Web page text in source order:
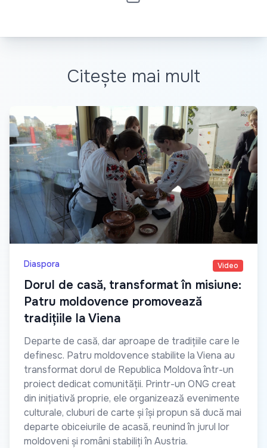
Citește mai mult
Diaspora Video
Dorul de casă, transformat în misiune:
Patru moldovence promovează
tradițiile la Viena
Departe de casă, dar aproape de tradițiile care le
definesc. Patru moldovence stabilite la Viena au
transformat dorul de Republica Moldova într-un
proiect dedicat comunității. Printr-un ONG creat
din inițiativă proprie, ele organizează evenimente
culturale, cluburi de carte și își propun să ducă mai
departe obiceiurile de acasă, reunind în jurul lor
moldoveni și români stabiliți în Austria.